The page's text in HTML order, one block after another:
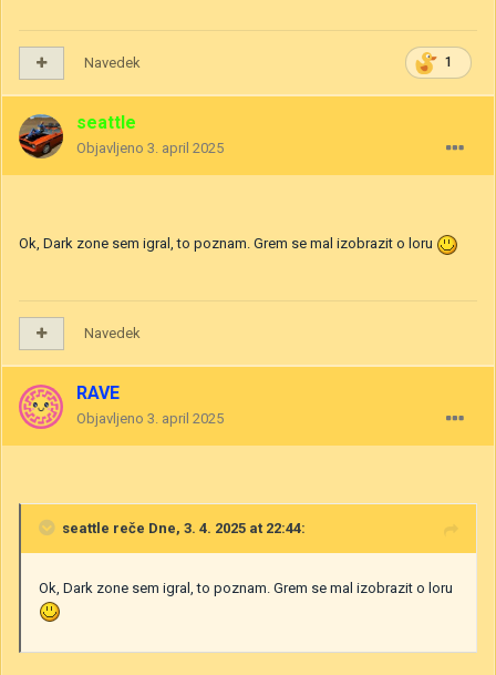
1
Navedek
seattle
Objavljeno 3. april 2025
Ok, Dark zone sem igral, to poznam. Grem se mal izobrazit o loru
Navedek
RAVE
Objavljeno 3. april 2025
seattle reče Dne, 3. 4. 2025 at 22:44:
Ok, Dark zone sem igral, to poznam. Grem se mal izobrazit o loru